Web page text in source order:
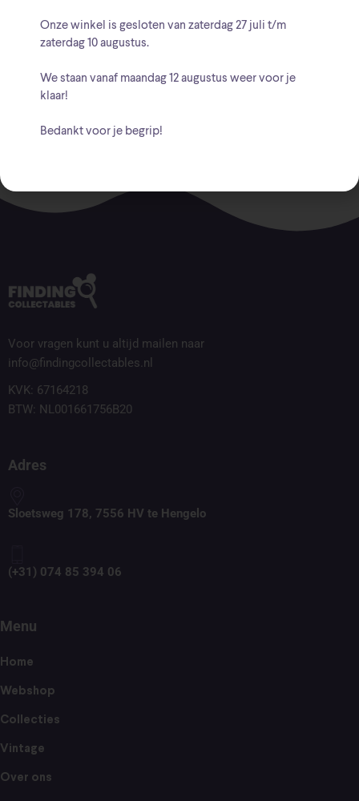
Beschrijving
Stukken: 450
Voor vragen kunt u altijd mailen naar
info@findingcollectables.nl
KVK: 67164218
BTW: NL001661756B20
Adres
Sloetsweg 178, 7556 HV te Hengelo
(+31) 074 85 394 06
Menu
Home
Webshop
Collecties
Vintage
Over ons
Onze winkel is gesloten van zaterdag27 juli t/m
zaterdag 10 augustus.
We staan vanaf maandag 12 augustus weer voor je
klaar!
Bedankt voor je begrip!